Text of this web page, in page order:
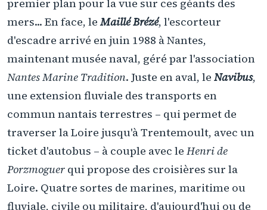
premier plan pour la vue sur ces géants des
mers... En face, leMaillé Brézé, l'escorteur
d'escadre arrivé en juin 1988 à Nantes,
maintenant musée naval, géré par l'association
Nantes Marine Tradition. Juste en aval, le Navibus,
une extension fluviale des transports en
commun nantais terrestres – qui permet de
traverser la Loire jusqu'à Trentemoult, avec un
ticket d'autobus – à couple avec le Henri de
Porzmoguer qui propose des croisières sur la
Loire. Quatre sortes de marines, maritime ou
fluviale, civile ou militaire, d'aujourd'hui ou de